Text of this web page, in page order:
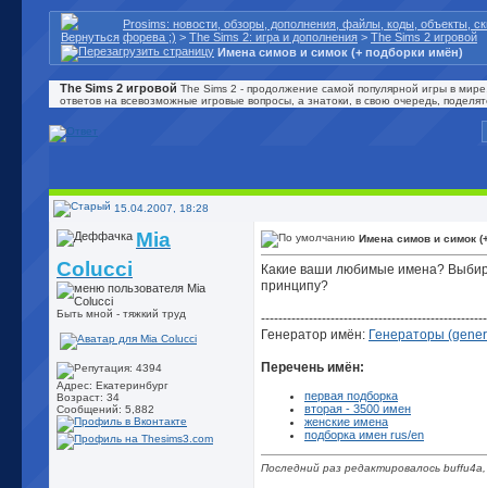
Prosims: новости, обзоры, дополнения, файлы, коды, объекты,
форева ;) > The Sims 2: игра и дополнения > The Sims 2 игровой
Имена симов и симок (+ подборки имён)
The Sims 2 игровой The Sims 2 - продолжение самой популярной игры в
ответов на всевозможные игровые вопросы, а знатоки, в свою очередь,
15.04.2007, 18:28
Mia
Colucci
Быть мной - тяжкий труд
Адрес: Екатеринбург
Возраст: 34
Сообщений: 5,882
Имена симов и симок
Какие ваши любимые имена?
принципу?
Генератор имён: Генераторы
Перечень имён:
первая подборка
вторая - 3500 имен
женские имена
подборка имен rus/en
Последний раз редактировалось